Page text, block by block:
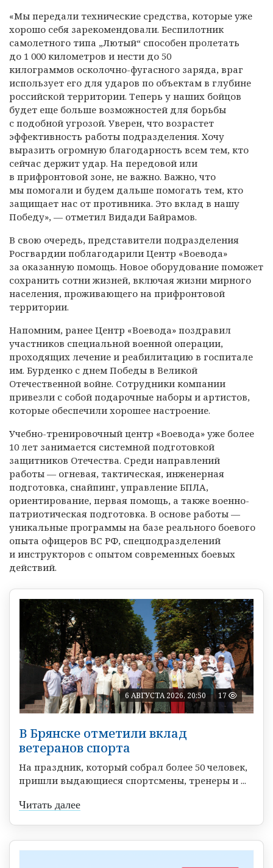
«Мы передали технические средства, которые уже
хорошо себя зарекомендовали. Беспилотник
самолетного типа „Лютый“ способен пролетать
до 1 000 километров и нести до 50
килограммов осколочно-фугасного заряда, враг
использует его для ударов по объектам в глубине
российской территории. Теперь у наших бойцов
будет еще больше возможностей для борьбы
с подобной угрозой. Уверен, что возрастет
эффективность работы подразделения. Хочу
выразить огромную благодарность всем тем, кто
сейчас держит удар. На передовой или
в прифронтовой зоне, не важно. Важно, что
мы помогали и будем дальше помогать тем, кто
защищает нас от противника. Это вклад в нашу
Победу», — отметил Видади Байрамов.
В свою очередь, представители подразделения
Росгвардии поблагодарили Центр «Воевода»
за оказанную помощь. Новое оборудование поможет
сохранить сотни жизней, включая жизни мирного
населения, проживающего на прифронтовой
территории.
Напомним, ранее Центр «Воевода» поздравил
участников специальной военной операции,
проходящих лечение и реабилитацию в госпитале
им. Бурденко с днем Победы в Великой
Отечественной войне. Сотрудники компании
привезли с собой подарочные наборы и артистов,
которые обеспечили хорошее настроение.
Учебно-тренировочный центр «Воевода» уже более
10 лет занимается системной подготовкой
защитников Отечества. Среди направлений
работы — огневая, тактическая, инженерная
подготовка, снайпинг, управление БПЛА,
ориентирование, первая помощь, а также военно-
патриотическая подготовка. В основе работы —
уникальные программы на базе реального боевого
опыта офицеров ВС РФ, спецподразделений
и инструкторов с опытом современных боевых
действий.
6 АВГУСТА 2026, 20:50 17
В Брянске отметили вклад
ветеранов спорта
На праздник, который собрал более 50 человек,
пришли выдающиеся спортсмены, тренеры и ...
Читать далее